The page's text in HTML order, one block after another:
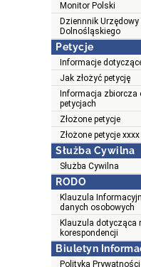
Monitor Polski
Dziennnik
Dolnośląskiego
Petycje
Informacje
Jak złożyć petycję
Informacja zbiorcza
petycjach
Złożone petycje
Złożone petycje xxxx
Służba Cywilna
Służba Cywilna
RODO
Klauzula
danych osobowych
Klauzula dotycząca
korespondencji
Biuletyn
Polityka Prywatności